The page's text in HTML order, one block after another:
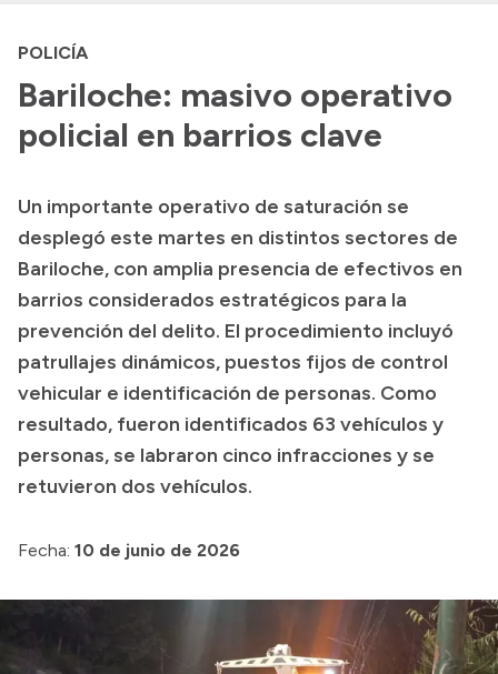
Funciones
Delegaciones
Normativa
Mi Vial
Recibos de sueldo
Correo oficial
POLICÍA
Bariloche: masivo operativo
policial en barrios clave
Un importante operativo de saturación se
desplegó este martes en distintos sectores de
Bariloche, con amplia presencia de efectivos en
barrios considerados estratégicos para la
prevención del delito. El procedimiento incluyó
patrullajes dinámicos, puestos fijos de control
vehicular e identificación de personas. Como
resultado, fueron identificados 63 vehículos y
personas, se labraron cinco infracciones y se
retuvieron dos vehículos.
Fecha: 10 de junio de 2026